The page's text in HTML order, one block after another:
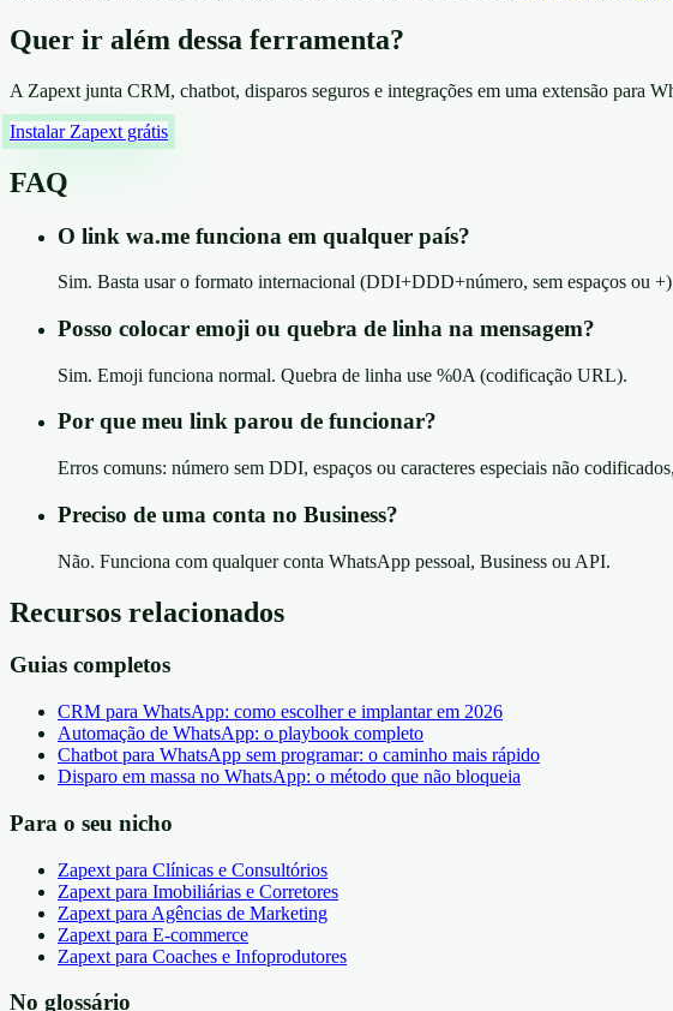
Quer ir além dessa ferramenta?
A Zapext junta CRM, chatbot, disparos seguros e integrações em uma extensão para
Instalar Zapext grátis
FAQ
O link wa.me funciona em qualquer país?
Sim. Basta usar o formato internacional (DDI+DDD+número, sem espaços ou
Posso colocar emoji ou quebra de linha na mensagem?
Sim. Emoji funciona normal. Quebra de linha use %0A (codificação URL).
Por que meu link parou de funcionar?
Erros comuns: número sem DDI, espaços ou caracteres especiais não
Preciso de uma conta no Business?
Não. Funciona com qualquer conta WhatsApp pessoal, Business ou API.
Recursos relacionados
Guias completos
CRM para WhatsApp: como escolher e implantar em 2026
Automação de WhatsApp: o playbook completo
Chatbot para WhatsApp sem programar: o caminho mais rápido
Disparo em massa no WhatsApp: o método que não bloqueia
Para o seu nicho
Zapext para Clínicas e Consultórios
Zapext para Imobiliárias e Corretores
Zapext para Agências de Marketing
Zapext para E-commerce
Zapext para Coaches e Infoprodutores
No glossário